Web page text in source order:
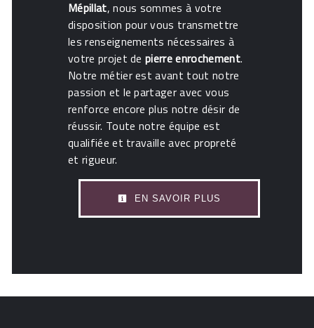
Mépillat, nous sommes à votre
disposition pour vous transmettre
les renseignements nécessaires à
votre projet depierre enrochement.
Notre métier est avant tout notre
passion et le partager avec vous
renforce encore plus notre désir de
réussir. Toute notre équipe est
qualifiée et travaille avec propreté
et rigueur.
EN SAVOIR PLUS